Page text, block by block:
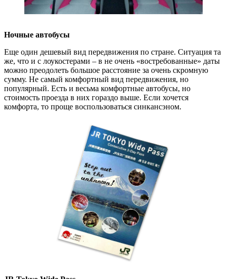
Ночные автобусы
Еще один дешевый вид передвижения по стране. Ситуация та
же, что и с лоукостерами – в не очень «востребованные» даты
можно преодолеть большое расстояние за очень скромную
сумму. Не самый комфортный вид передвижения, но
популярный. Есть и весьма комфортные автобусы, но
стоимость проезда в них гораздо выше. Если хочется
комфорта, то проще воспользоваться синкансэном.